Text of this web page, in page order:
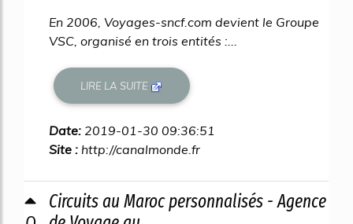
En 2006, Voyages-sncf.com devient le Groupe
VSC, organisé en trois entités :...
LIRE LA SUITE
Date: 2019-01-30 09:36:51
Site : http://canalmonde.fr
Circuits au Maroc personnalisés - Agence